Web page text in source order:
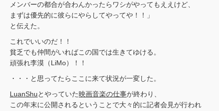
メンバーの都合が合わんかったらワシがやってもええけど、
まずは優先的に彼らにやらしてやってや！！」
と伝えた。
これでいいのだ！！
貧乏でも仲間がいればこの国では生きてゆける。
頑張れ李漠（LiMo）！！
・・・と思ってたらここに来て状況が一変した。
LuanShuとやっていた映画音楽の仕事が終わり、
この年末に公開されるということで大々的に記者会見が行われ